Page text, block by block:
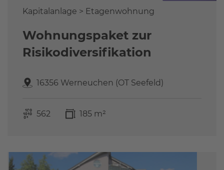
Leistungen
Stellenangebote
Kontakt
Kapitalanlage > Etagenwohnung
Wohnungspaket zur
Risikodiversifikation
16356 Werneuchen (OT Seefeld)
562 185 m²